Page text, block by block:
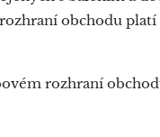
obchodu
rozhraní